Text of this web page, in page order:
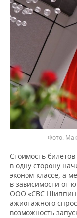
Стоимость
в одну сторону
эконом-классе, а
в зависимости от
ООО «СВС
ажиотажного
возможность